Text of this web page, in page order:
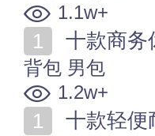
1.1w+
十款商务
背包 男包
1.2w+
十款轻便